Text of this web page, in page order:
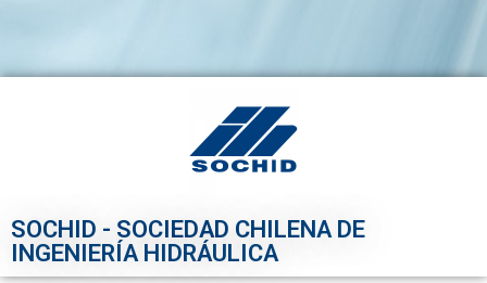
SOCHID - SOCIEDAD CHILENA DE
INGENIERÍA HIDRÁULICA